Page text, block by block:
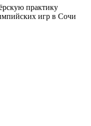
практику
игр в Сочи